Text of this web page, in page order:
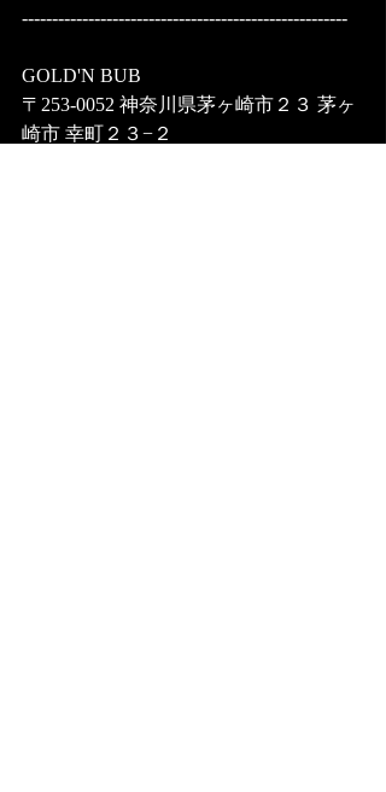
------------------------------------------------------
GOLD'N BUB
〒253-0052 神奈川県茅ヶ崎市２３ 茅ヶ
崎市 幸町２３−２